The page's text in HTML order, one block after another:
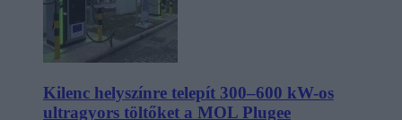
Kilenc helyszínre telepít 300–600 kW-os
ultragyors töltőket a MOL Plugee